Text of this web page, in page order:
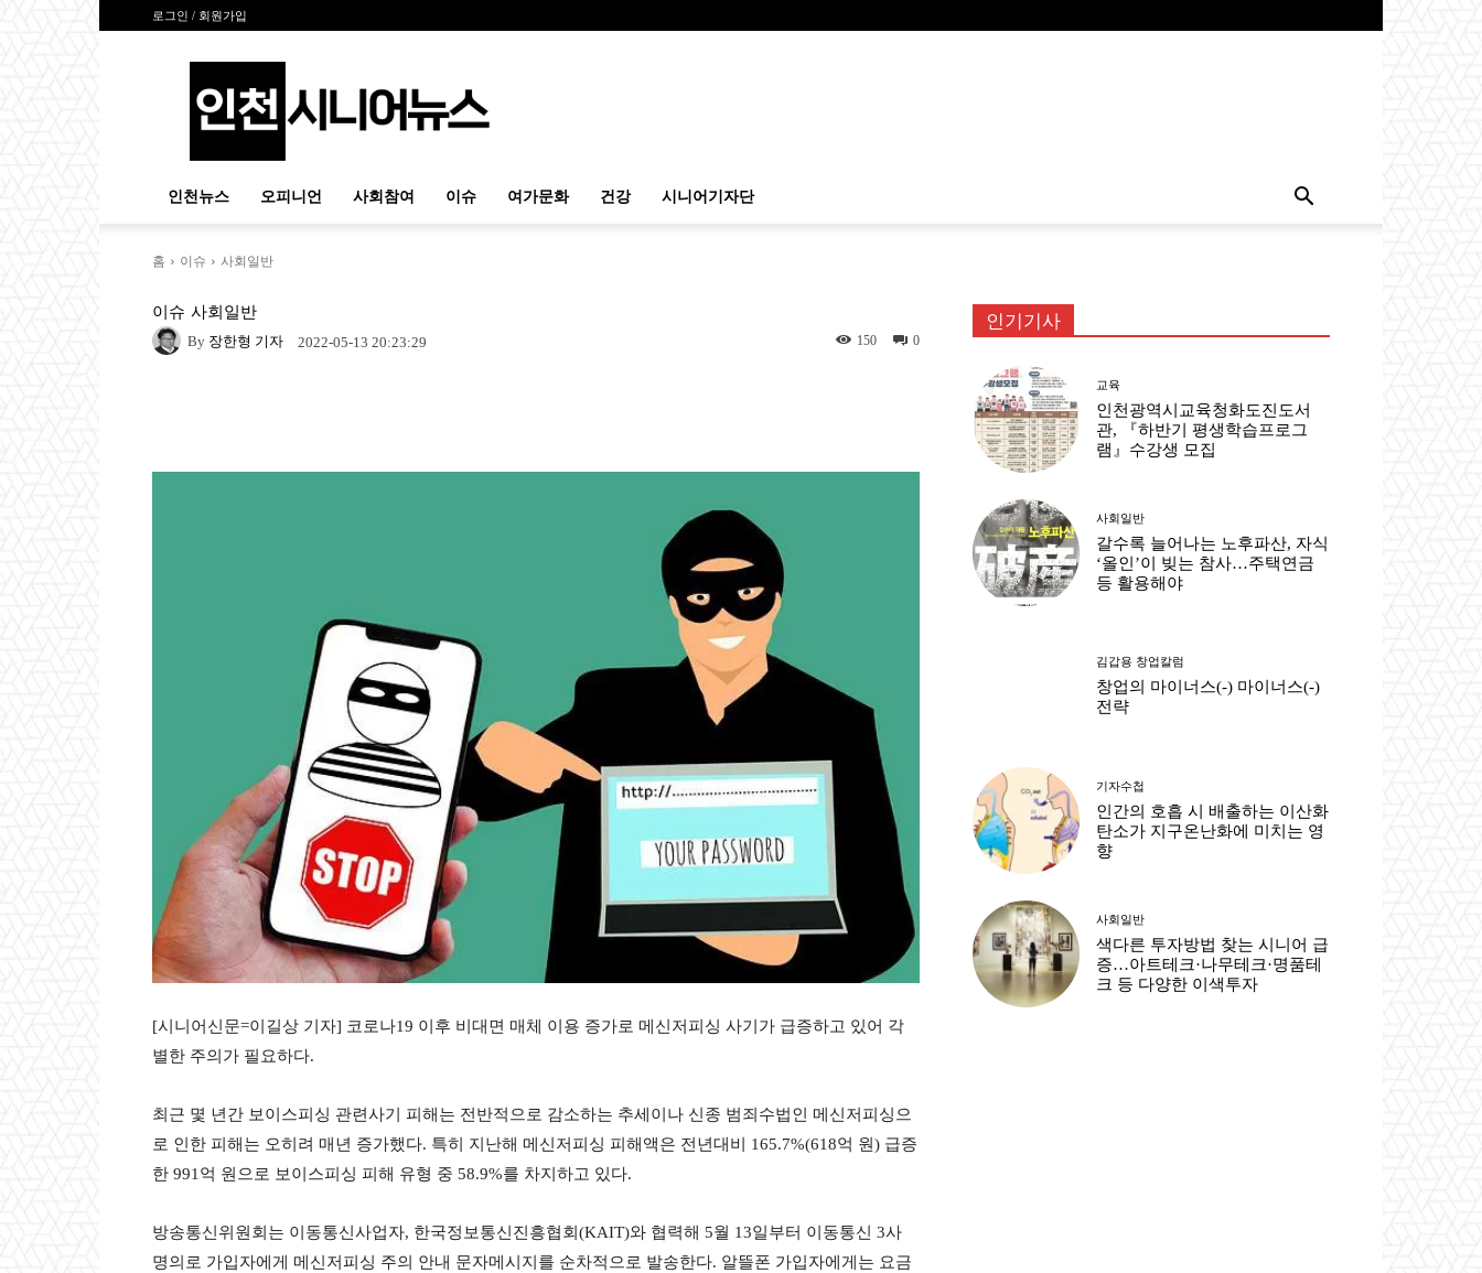
로그인 / 회원가입
시
인천뉴스 오피니언 사회참여 이슈 여가문화 건강 시니어기자단
홈 이슈 사회일반
이슈 사회일반
By 장한형 기자 2022-05-13 20:23:29 0
150
[시니어신문=이길상 기자] 코로나19 이후 비대면 매체 이용 증가로 메신저피싱 사기가 급증하고 있어 각
별한 주의가 필요하다.
최근 몇 년간 보이스피싱 관련사기 피해는 전반적으로 감소하는 추세이나 신종 범죄수법인 메신저피싱으
로 인한 피해는 오히려 매년 증가했다. 특히 지난해 메신저피싱 피해액은 전년대비 165.7%(618억 원) 급증
한 991억 원으로 보이스피싱 피해 유형 중 58.9%를 차지하고 있다.
방송통신위원회는 이동통신사업자, 한국정보통신진흥협회(KAIT)와 협력해 5월 13일부터 이동통신 3사
명의로 가입자에게 메신저피싱 주의 안내 문자메시지를 순차적으로 발송한다. 알뜰폰 가입자에게는 요금
인기기사
교육
인천광역시교육청화도진도서
관, 『하반기 평생학습프로그
램』수강생 모집
사회일반
갈수록 늘어나는 노후파산, 자식
‘올인’이 빚는 참사…주택연금
등 활용해야
김갑용 창업칼럼
창업의 마이너스(-) 마이너스(-)
전략
기자수첩
인간의 호흡 시 배출하는 이산화
탄소가 지구온난화에 미치는 영
향
사회일반
색다른 투자방법 찾는 시니어 급
증…아트테크·나무테크·명품테
크 등 다양한 이색투자